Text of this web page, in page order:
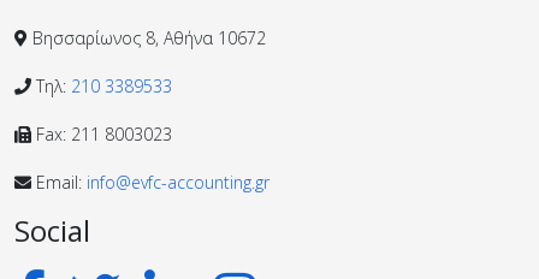
Βησσαρίωνος 8, Αθήνα 10672
Τηλ: 210 3389533
Fax: 211 8003023
Email: info@evfc-accounting.gr
Social